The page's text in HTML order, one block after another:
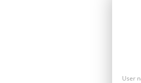
User